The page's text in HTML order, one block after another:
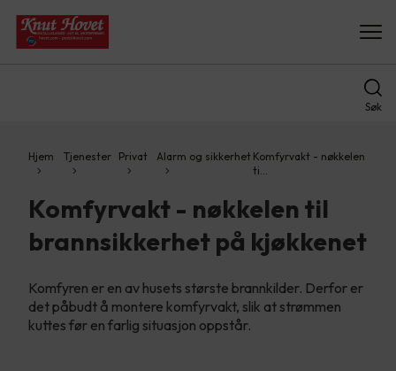
Søk
Hjem Tjenester Privat Alarm og sikkerhet Komfyrvakt - nøkkelen
ti…
Komfyrvakt - nøkkelen til
brannsikkerhet på kjøkkenet
Komfyren er en av husets største brannkilder. Derfor er
det påbudt å montere komfyrvakt, slik at strømmen
kuttes før en farlig situasjon oppstår.